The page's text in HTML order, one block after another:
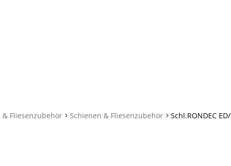
& Fliesenzubehör Schienen & Fliesenzubehör
Schl.RONDEC